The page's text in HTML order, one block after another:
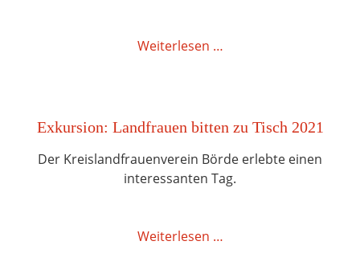
Weiterlesen …
Exkursion: Landfrauen bitten zu Tisch 2021
Der Kreislandfrauenverein Börde erlebte einen
interessanten Tag.
Weiterlesen …